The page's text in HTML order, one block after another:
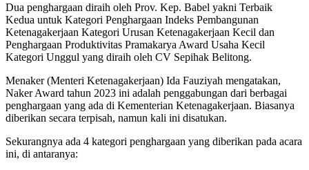
Dua penghargaan diraih oleh Prov. Kep. Babel yakni Terbaik
Kedua untuk Kategori Penghargaan Indeks Pembangunan
Ketenagakerjaan Kategori Urusan Ketenagakerjaan Kecil dan
Penghargaan Produktivitas Pramakarya Award Usaha Kecil
Kategori Unggul yang diraih oleh CV Sepihak Belitong.
Menaker (Menteri Ketenagakerjaan) Ida Fauziyah mengatakan,
Naker Award tahun 2023 ini adalah penggabungan dari berbagai
penghargaan yang ada di Kementerian Ketenagakerjaan. Biasanya
diberikan secara terpisah, namun kali ini disatukan.
Sekurangnya ada 4 kategori penghargaan yang diberikan pada acara
ini, di antaranya: